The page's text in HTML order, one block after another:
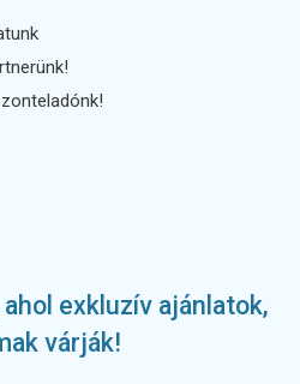
exkluzív ajánlatok,
várják!